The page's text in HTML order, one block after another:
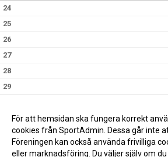
24
25
26
27
28
29
För att hemsidan ska fungera korrekt
cookies från SportAdmin. Dessa går inte
Föreningen kan också använda frivilliga
eller marknadsföring. Du väljer själv om du